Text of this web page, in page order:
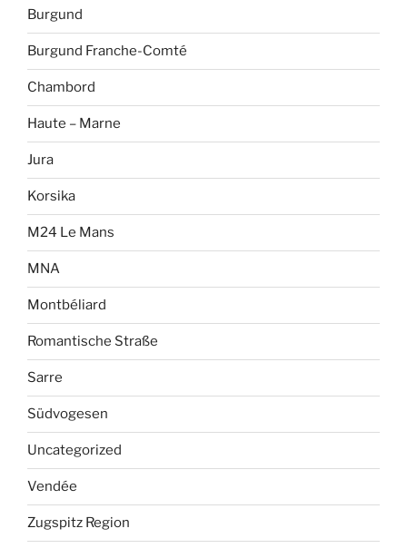
Burgund
Burgund Franche-Comté
Chambord
Haute – Marne
Jura
Korsika
M24 Le Mans
MNA
Montbéliard
Romantische Straße
Sarre
Südvogesen
Uncategorized
Vendée
Zugspitz Region